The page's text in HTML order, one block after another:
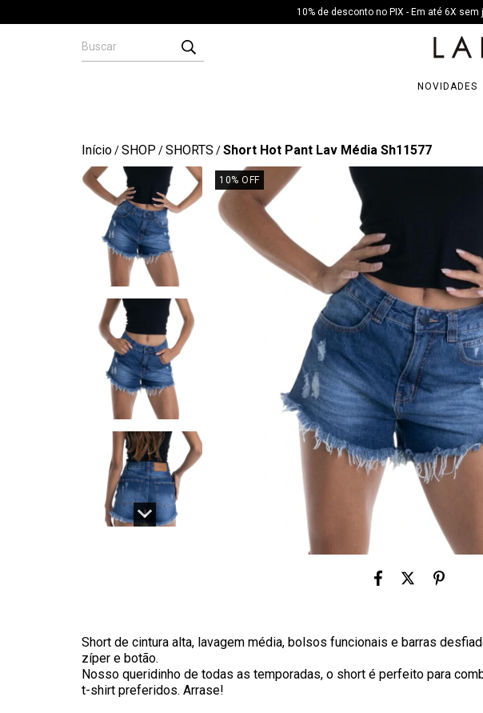
10% de desconto no PIX - Em até 6X sem
NOVIDADES
Início/SHOP /SHORTS /Short Hot Pant Lav Média Sh11577
10% OFF
Short de cintura alta, lavagem média, bolsos funcionais e barras
zíper e botão.
Nosso queridinho de todas as temporadas, o short é perfeito para
t-shirt preferidos. Arrase!